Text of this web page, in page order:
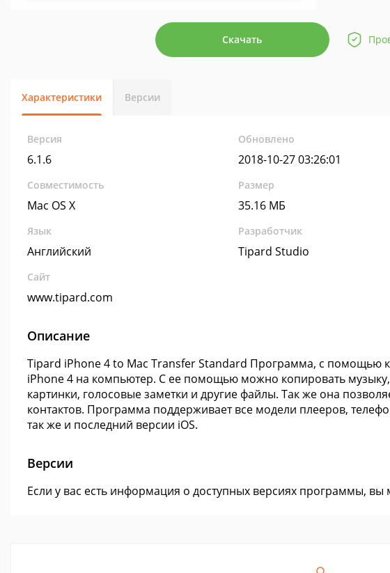
Скачать
Характеристики Версии
Версия
6.1.6
Обновлено
2018-10-27 03:26:01
Совместимость
Mac OS X
Размер
35.16 МБ
Язык
Английский
Разработчик
Tipard Studio
Сайт
www.tipard.com
Описание
Tipard iPhone 4 to Mac Transfer Standard Программа, с помощью
iPhone 4 на компьютер. С ее помощью можно копировать
картинки, голосовые заметки и другие файлы. Так же она
контактов. Программа поддерживает все модели плееров,
так же и последний версии iOS.
Версии
Если у вас есть информация о доступных версиях программы,